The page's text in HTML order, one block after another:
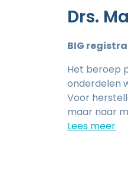
Drs.
BIG
Het beroep
onderdelen
Voor
maar naar
dit zo